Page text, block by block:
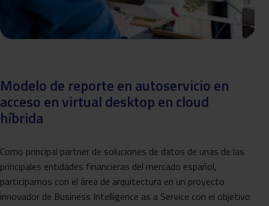
Modelo de reporte en autoservicio en
acceso en virtual desktop en cloud
híbrida
Como principal partner de soluciones de datos de unas de las
principales entidades financieras del mercado español,
participamos con el área de arquitectura en un proyecto
innovador de Business Intelligence as a Service con el objetivo